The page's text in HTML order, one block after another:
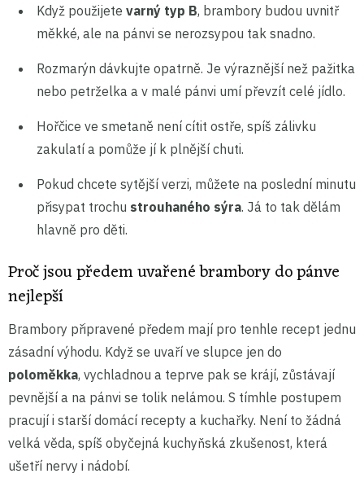
Když použijete varný typ B, brambory budou uvnitř
měkké, ale na pánvi se nerozsypou tak snadno.
Rozmarýn dávkujte opatrně. Je výraznější než pažitka
nebo petrželka a v malé pánvi umí převzít celé jídlo.
Hořčice ve smetaně není cítit ostře, spíš zálivku
zakulatí a pomůže jí k plnější chuti.
Pokud chcete sytější verzi, můžete na poslední minutu
přisypat trochu strouhaného sýra. Já to tak dělám
hlavně pro děti.
Proč jsou předem uvařené brambory do pánve
nejlepší
Brambory připravené předem mají pro tenhle recept jednu
zásadní výhodu. Když se uvaří ve slupce jen do
poloměkka, vychladnou a teprve pak se krájí, zůstávají
pevnější a na pánvi se tolik nelámou. S tímhle postupem
pracují i starší domácí recepty a kuchařky. Není to žádná
velká věda, spíš obyčejná kuchyňská zkušenost, která
ušetří nervy i nádobí.